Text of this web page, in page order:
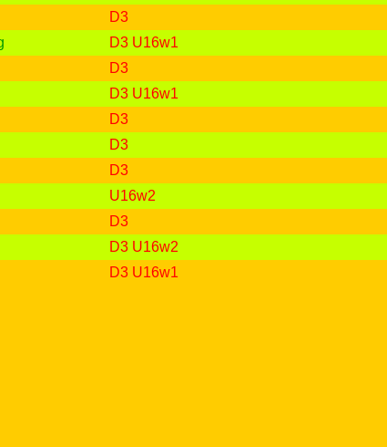
D3
D3 U16w1
D3
D3 U16w1
D3
D3
D3
U16w2
D3
D3 U16w2
D3 U16w1